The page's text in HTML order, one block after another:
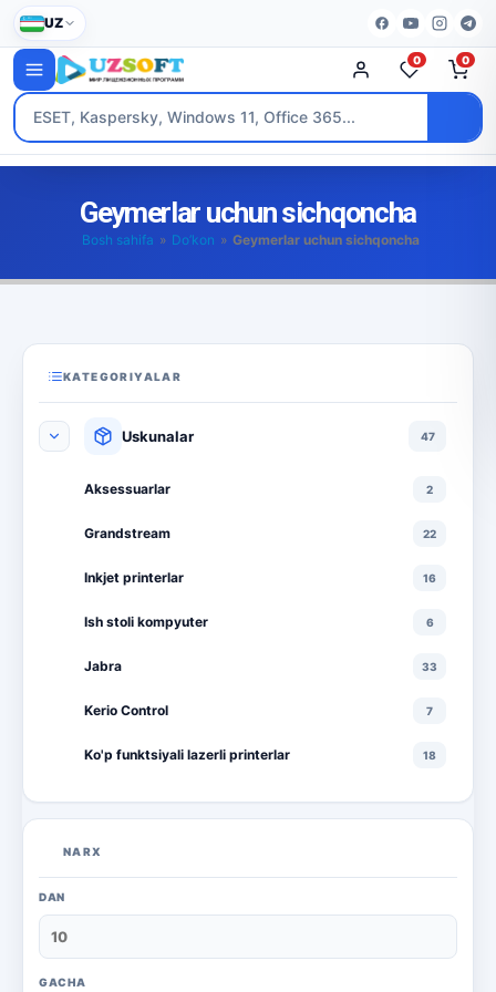
UZ
0 0
Geymerlar uchun sichqoncha
Bosh sahifa » Do’kon » Geymerlar uchun sichqoncha
KATEGORIYALAR
Uskunalar 47
Aksessuarlar 2
Grandstream 22
Inkjet printerlar 16
Ish stoli kompyuter 6
Jabra 33
Kerio Control 7
Ko'p funktsiyali lazerli printerlar 18
Ko'p funktsiyali rangli lazerli printerlar 10
Lazerli printerlar
NARX
DAN
GACHA